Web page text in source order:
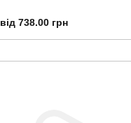
від 738.00 грн